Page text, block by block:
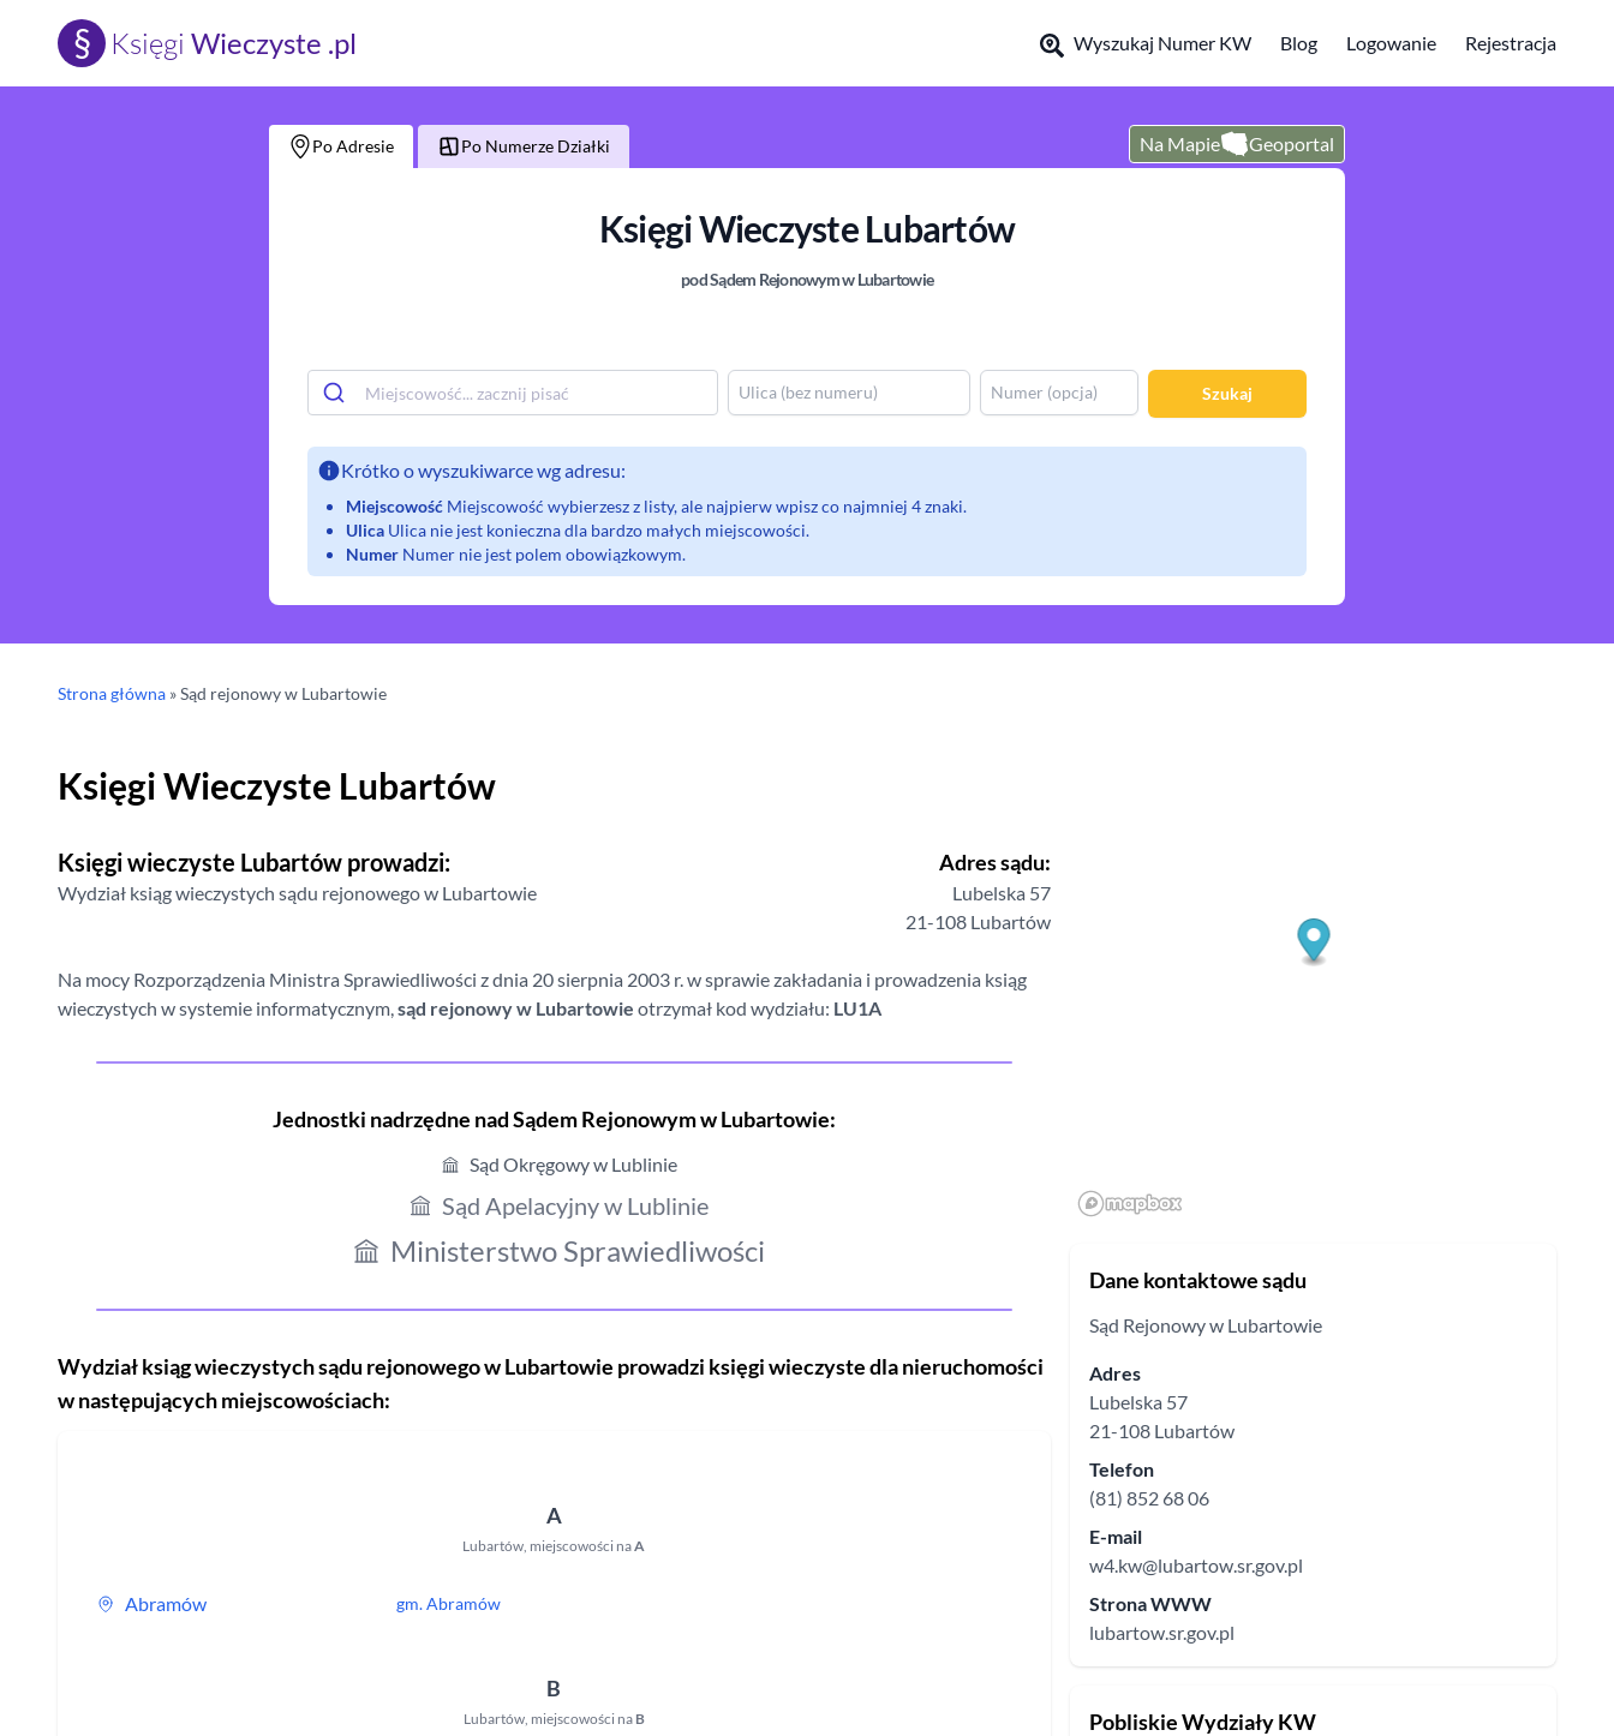
§ Księgi Wieczyste .pl Wyszukaj Numer KW Blog Logowanie Rejestracja
Po Adresie Po Numerze Działki Na Mapie Geoportal
Księgi WieczysteLubartów
pod Sądem Rejonowymw Lubartowie
Szukaj
Krótko o wyszukiwarce wg adresu:
Miejscowość Miejscowość wybierzesz z listy, ale najpierw wpisz co najmniej 4 znaki.
Ulica Ulica nie jest konieczna dla bardzo małych miejscowości.
Numer Numer nie jest polem obowiązkowym.
Strona główna »Sąd rejonowyw Lubartowie
Księgi Wieczyste Lubartów
Księgi wieczyste Lubartów prowadzi:
Wydział ksiąg wieczystych sądu rejonowegow Lubartowie
Adres sądu:
Lubelska 57
21-108 Lubartów
Na mocy Rozporządzenia Ministra Sprawiedliwości z dnia 20 sierpnia 2003 r. w sprawie zakładania i prowadzenia ksiąg
wieczystych w systemie informatycznym,sąd rejonowyw Lubartowie otrzymał kod wydziału: LU1A
Jednostki nadrzędne nad Sądem Rejonowymw Lubartowie:
Sąd Okręgowy w Lublinie
Sąd Apelacyjny w Lublinie
Ministerstwo Sprawiedliwości
Wydział ksiąg wieczystych sądu rejonowegow Lubartowie prowadzi księgi wieczyste dla nieruchomości
w następujących miejscowościach:
A
Lubartów, miejscowości naA
Abramów gm.Abramów
B
Lubartów, miejscowości na B
Dane kontaktowe sądu
Sąd Rejonowyw Lubartowie
Adres
Lubelska 57
21-108 Lubartów
Telefon
(81) 852 68 06
E-mail
w4.kw@lubartow.sr.gov.pl
Strona WWW
lubartow.sr.gov.pl
Pobliskie Wydziały KW